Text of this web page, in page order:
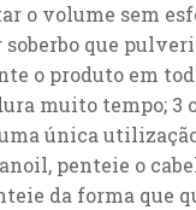
o volume sem
que
o produto em
muito tempo; 3
única
penteie o
da forma que